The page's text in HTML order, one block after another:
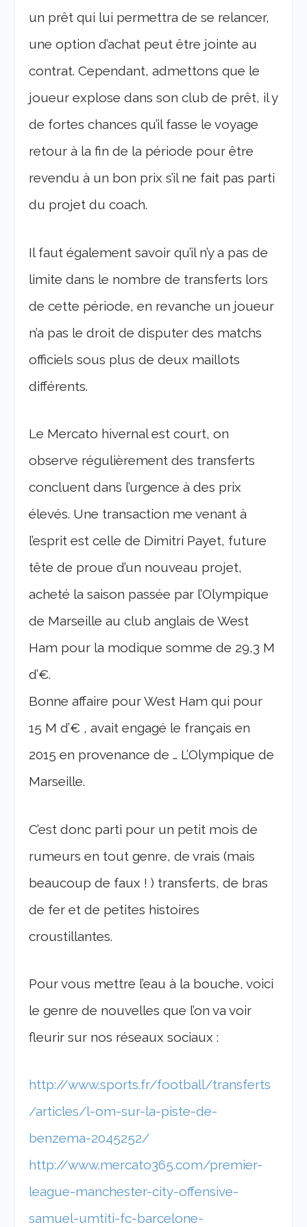
un prêt qui lui permettra de se relancer,
une option d’achat peut être jointe au
contrat. Cependant, admettons que le
joueur explose dans son club de prêt, il y
de fortes chances qu’il fasse le voyage
retour à la fin de la période pour être
revendu à un bon prix s’il ne fait pas parti
du projet du coach.
Il faut également savoir qu’il n’y a pas de
limite dans le nombre de transferts lors
de cette période, en revanche un joueur
n’a pas le droit de disputer des matchs
officiels sous plus de deux maillots
différents.
Le Mercato hivernal est court, on
observe régulièrement des transferts
concluent dans l’urgence à des prix
élevés. Une transaction me venant à
l’esprit est celle de Dimitri Payet, future
tête de proue d’un nouveau projet,
acheté la saison passée par l’Olympique
de Marseille au club anglais de West
Ham pour la modique somme de 29,3 M
d’€.
Bonne affaire pour West Ham qui pour
15 M d’€ , avait engagé le français en
2015 en provenance de … L’Olympique de
Marseille.
C’est donc parti pour un petit mois de
rumeurs en tout genre, de vrais (mais
beaucoup de faux ! ) transferts, de bras
de fer et de petites histoires
croustillantes.
Pour vous mettre l’eau à la bouche, voici
le genre de nouvelles que l’on va voir
fleurir sur nos réseaux sociaux :
http://www.sports.fr/football/transferts
/articles/l-om-sur-la-piste-de-
benzema-2045252/
http://www.mercato365.com/premier-
league-manchester-city-offensive-
samuel-umtiti-fc-barcelone-